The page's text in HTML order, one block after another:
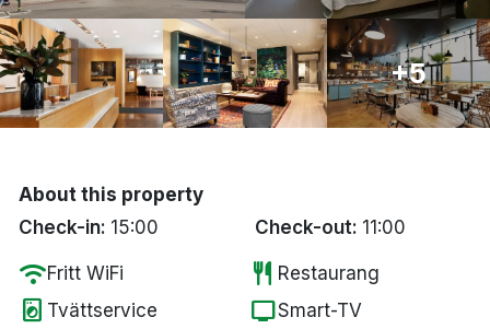
Oslo
Bergen +5
About this property
Check-in: 15:00 Check-out: 11:00
wifiFritt WiFi restaurant Restaurang
local_laundry_service Tvättservice tvSmart-TV